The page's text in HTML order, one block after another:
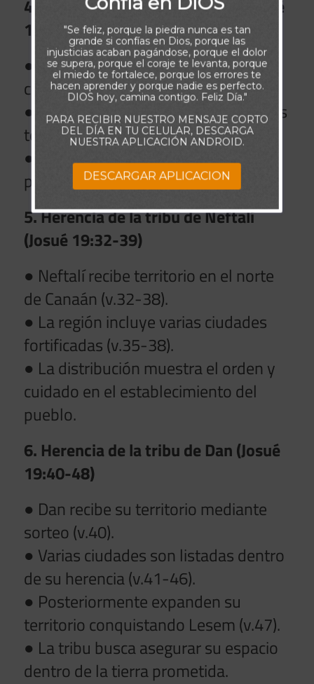
4. Herencia de la tribu de Aser (Josué
19:24-31)
● Aser recibe territorio cerca de la
costa y zonas fértiles (v.24-29).
● Se enumeran sus ciudades y límites
territoriales (v.30-31).
● Dios continúa cumpliendo su
promesa a cada tribu.
5. Herencia de la tribu de Neftalí
(Josué 19:32-39)
● Neftalí recibe territorio en el norte
de Canaán (v.32-38).
● La región incluye varias ciudades
fortificadas (v.35-38).
● La distribución muestra el orden y
cuidado en el establecimiento del
pueblo.
6. Herencia de la tribu de Dan (Josué
19:40-48)
● Dan recibe su territorio mediante
sorteo (v.40).
● Varias ciudades son listadas dentro
de su herencia (v.41-46).
● Posteriormente expanden su
territorio conquistando Lesem (v.47).
● La tribu busca asegurar su espacio
dentro de la tierra prometida.
"Se feliz, porque la piedra nunca es tan
grande si confías en Dios, porque las
injusticias acaban pagándose, porque el dolor
se supera, porque el coraje te levanta, porque
el miedo te fortalece, porque los errores te
hacen aprender y porque nadie es perfecto.
DIOS hoy, camina contigo. Feliz Día."
PARA RECIBIR NUESTRO MENSAJE CORTO
DEL DÍA EN TU CELULAR, DESCARGA
NUESTRA APLICACIÓN ANDROID.
DESCARGAR APLICACION